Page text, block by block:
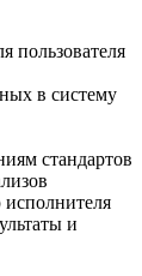
пользователя
в систему
стандартов
и